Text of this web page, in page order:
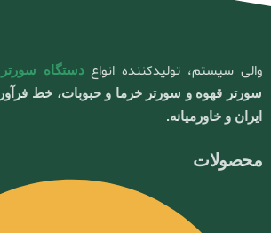
والی سیستم، تولیدکننده انواعدستگاه
سورتر قهوه و سورتر خرما و حبوبات، خط
ایران و خاورمیانه.
محصولات